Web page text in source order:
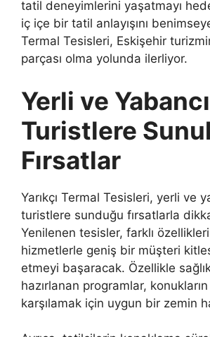
tatil deneyimlerini yaşatmayı
iç içe bir tatil anlayışını
Termal Tesisleri, Eskişehir
parçası olma yolunda ilerliyor.
Yerli ve Yabancı
Turistlere
Fırsatlar
Yarıkçı Termal Tesisleri, yerli ve
turistlere sunduğu fırsatlarla
Yenilenen tesisler, farklı
hizmetlerle geniş bir müşteri
etmeyi başaracak. Özellikle
hazırlanan programlar,
karşılamak için uygun bir zemin